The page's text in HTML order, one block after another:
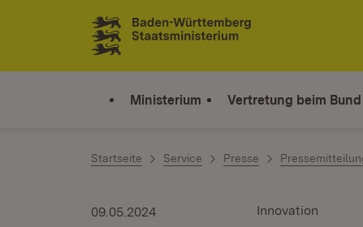
Zum Inhalt springen
Link zur Startseite
Ministerium Vertretung beim Bund
Startseite Service Presse
Innovation
09.05.2024